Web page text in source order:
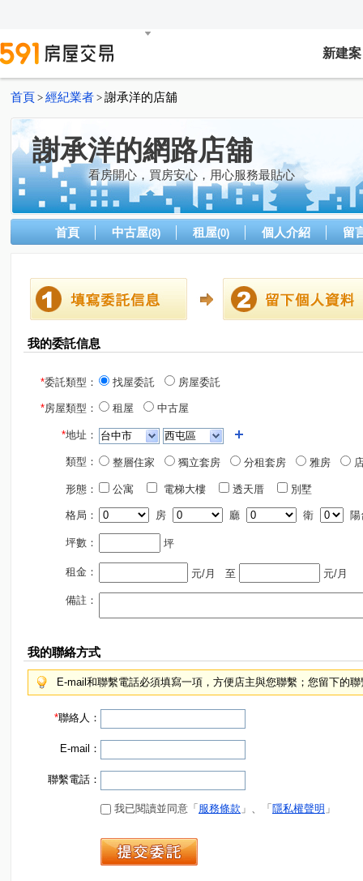
新建案
首頁 > 經紀業者 > 謝承洋的店舖
謝承洋的網路店舖
看房開心，買房安心，用心服務最貼心
首頁 中古屋(8) 租屋(0) 個人介紹 留
我的委託信息
*委託類型： 找屋委託 房屋委託
*房屋類型： 租屋 中古屋
*地址：
類型： 整層住家 獨立套房 分租套房 雅房
形態： 公寓 電梯大樓 透天厝 別墅
格局： 房 廳 衛 陽
坪數： 坪
租金： 元/月 至 元/月
備註：
我的聯絡方式
E-mail和聯繫電話必須填寫一項，方便店主與您聯繫；您留下的
*聯絡人：
E-mail：
聯繫電話：
我已閱讀並同意「 服務條款 」、「 隱私權聲明 」